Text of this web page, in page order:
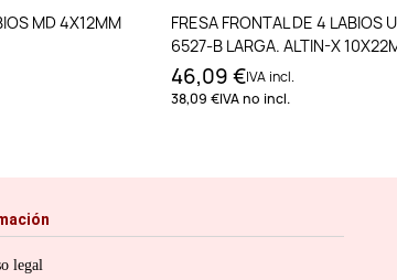
MD 4X12MM Añadir al
FRESA FRONTAL DE 4 LABIOS
6527-B LARGA. ALTIN-X
46,09 €IVA incl.
38,09 €IVA no incl.
legal